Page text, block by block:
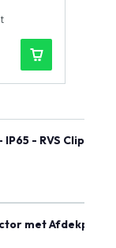
- RVS Clips
met Afdekplaat